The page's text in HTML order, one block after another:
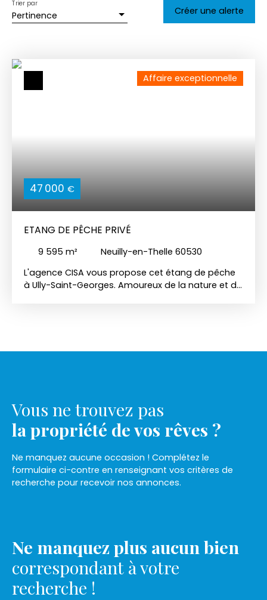
Pertinence
Trier par
Créer une alerte
47 000 €
Affaire exceptionnelle
ETANG DE PÊCHE PRIVÉ
9 595 m²
Neuilly-en-Thelle 60530
L'agence CISA vous propose cet étang de pêche
à Ully-Saint-Georges. Amoureux de la nature et de
Vous ne trouvez pas
la propriété de vos rêves ?
Ne manquez aucune occasion ! Complétez le
formulaire ci-contre en renseignant vos critères de
recherche pour recevoir nos annonces.
Ne manquez plus aucun bien
correspondant à votre
recherche !